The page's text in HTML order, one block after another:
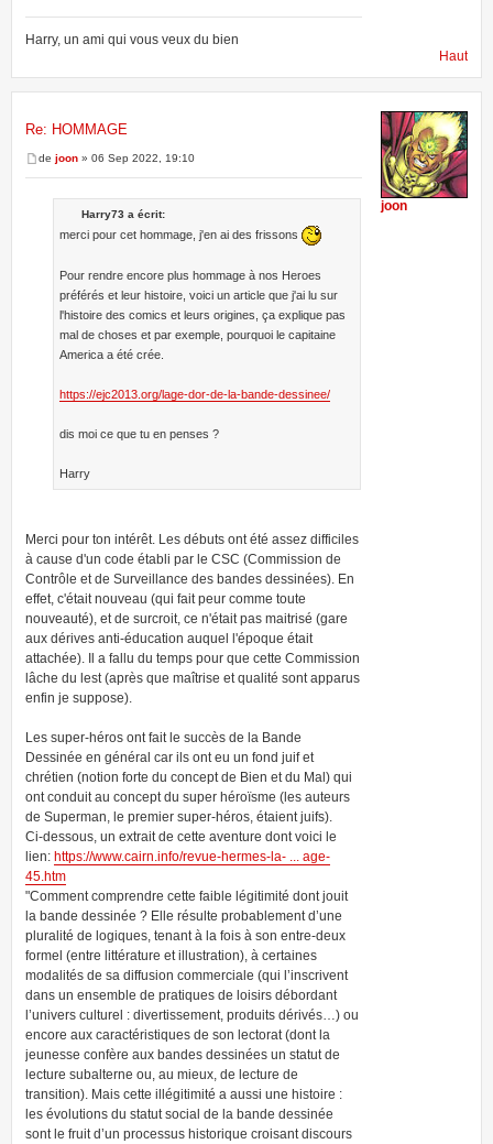
Harry, un ami qui vous veux du bien
Haut
Re: HOMMAGE
de joon » 06 Sep 2022, 19:10
Harry73 a écrit:
merci pour cet hommage, j'en ai des frissons
Pour rendre encore plus hommage à nos Heroes
préférés et leur histoire, voici un article que j'ai lu sur
l'histoire des comics et leurs origines, ça explique pas
mal de choses et par exemple, pourquoi le capitaine
America a été crée.
https://ejc2013.org/lage-dor-de-la-bande-dessinee/
dis moi ce que tu en penses ?
Harry
Merci pour ton intérêt. Les débuts ont été assez difficiles
à cause d'un code établi par le CSC (Commission de
Contrôle et de Surveillance des bandes dessinées). En
effet, c'était nouveau (qui fait peur comme toute
nouveauté), et de surcroit, ce n'était pas maitrisé (gare
aux dérives anti-éducation auquel l'époque était
attachée). Il a fallu du temps pour que cette Commission
lâche du lest (après que maîtrise et qualité sont apparus
enfin je suppose).
Les super-héros ont fait le succès de la Bande
Dessinée en général car ils ont eu un fond juif et
chrétien (notion forte du concept de Bien et du Mal) qui
ont conduit au concept du super héroïsme (les auteurs
de Superman, le premier super-héros, étaient juifs).
Ci-dessous, un extrait de cette aventure dont voici le
lien: https://www.cairn.info/revue-hermes-la- ... age-
45.htm
"Comment comprendre cette faible légitimité dont jouit
la bande dessinée ? Elle résulte probablement d’une
pluralité de logiques, tenant à la fois à son entre-deux
formel (entre littérature et illustration), à certaines
modalités de sa diffusion commerciale (qui l’inscrivent
dans un ensemble de pratiques de loisirs débordant
l’univers culturel : divertissement, produits dérivés…) ou
encore aux caractéristiques de son lectorat (dont la
jeunesse confère aux bandes dessinées un statut de
lecture subalterne ou, au mieux, de lecture de
transition). Mais cette illégitimité a aussi une histoire :
les évolutions du statut social de la bande dessinée
sont le fruit d’un processus historique croisant discours
joon